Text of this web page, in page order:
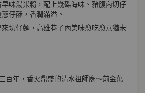
味湯米粉，配上幾碟海味、豬腹內切仔
仔酥，香潤滿溢。
切仔麵，高雄巷子內美味愈吃愈意猶未
百年，香火鼎盛的清水祖師廟～前金萬